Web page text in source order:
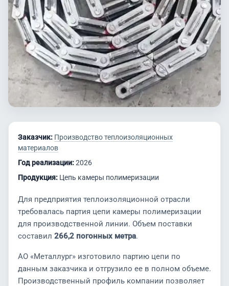
Заказчик: Производство теплоизоляционных
материалов
Год реализации:2026
Продукция: Цепь камеры полимеризации
Для предприятия теплоизоляционной отрасли
требовалась партия цепи камеры полимеризации
для производственной линии. Объем поставки
составил 266,2 погонных метра.
АО «Металлург» изготовило партию цепи по
данным заказчика и отгрузило ее в полном объеме.
Производственный профиль компании позволяет